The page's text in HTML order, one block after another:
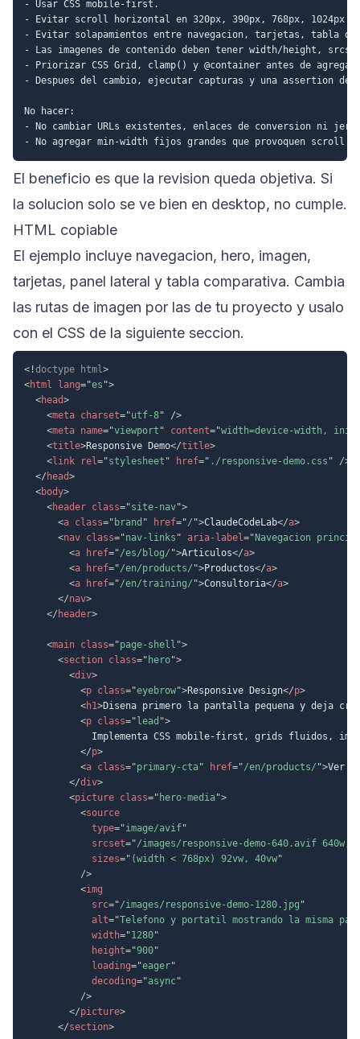
- Usar CSS mobile-first.
- Evitar scroll horizontal en 320px, 390px, 768px, 1024px y
- Evitar solapamientos entre navegacion, tarjetas, tabla
- Las imagenes de contenido deben tener width/height,
- Priorizar CSS Grid, clamp() y @container antes de
- Despues del cambio, ejecutar capturas y una assertion de
No hacer:
- No cambiar URLs existentes, enlaces de conversion ni
El beneficio es que la revision queda objetiva. Si
la solucion solo se ve bien en desktop, no cumple.
HTML copiable
El ejemplo incluye navegacion, hero, imagen,
tarjetas, panel lateral y tabla comparativa. Cambia
las rutas de imagen por las de tu proyecto y usalo
con el CSS de la siguiente seccion.
<!doctype html>
<html lang="es ">
<head>
<meta charset="utf-8"
/>
<meta name="viewport " content="width=device-width,
<title>Responsive Demo</title>
<link rel="stylesheet " href=" ./responsive-demo.css "
/>
</ head>
<body>
<header class="site-nav">
<a class=" brand " href="/ ">ClaudeCodeLab</a>
<nav class="nav-links " aria-label=" Navegacion
<a href="/es/blog/ ">Articulos</a>
<a href="/en/products/ ">Productos</a>
<a href="/en/training/ ">Consultoria</a>
</nav>
</ header>
<main class="page-shell ">
<section class=" hero">
<div>
<p class="eyebrow">Responsive Design</p>
<h1>Disena primero la pantalla pequena y deja
<p class=" lead ">
Implementa CSS mobile-first, grids fluidos,
</p>
<a class="primary-cta" href="/en/products/ ">Ver
</div>
<picture class=" hero-media">
<source
type="image/avif"
srcset="/images/responsive-demo-640.avif 640w,
sizes=" (width < 768px) 92vw, 40vw"
/>
<img
src="/images/responsive-demo-1280.jpg "
alt="Telefono y portatil mostrando la misma
width="1280"
height="900"
loading="eager"
decoding="async"
/>
</picture>
</section>